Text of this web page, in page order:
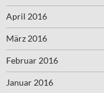
April 2016
März 2016
Februar 2016
Januar 2016